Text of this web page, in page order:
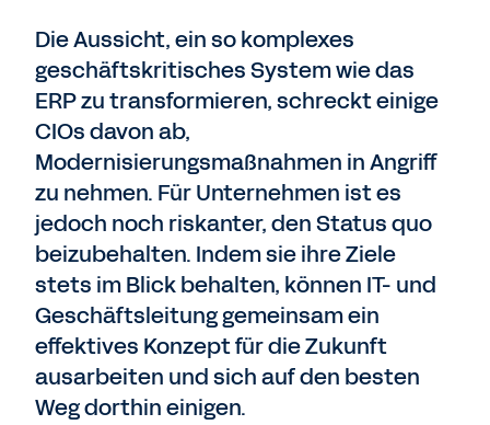
Die Aussicht, ein so komplexes
geschäftskritisches System wie das
ERP zu transformieren, schreckt einige
CIOs davon ab,
Modernisierungsmaßnahmen in Angriff
zu nehmen. Für Unternehmen ist es
jedoch noch riskanter, den Status quo
beizubehalten. Indem sie ihre Ziele
stets im Blick behalten, können IT- und
Geschäftsleitung gemeinsam ein
effektives Konzept für die Zukunft
ausarbeiten und sich auf den besten
Weg dorthin einigen.